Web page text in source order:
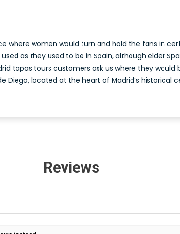
where women would turn and hold the fans in
as they used to be in Spain, although elder
tapas tours customers ask us where they
Diego, located at the heart of Madrid’s historical
Reviews